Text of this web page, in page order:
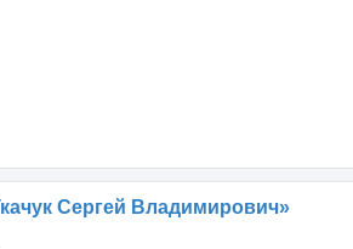
Сергей Владимирович»